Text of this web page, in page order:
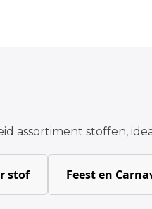
assortiment stoffen,
stof Feest en